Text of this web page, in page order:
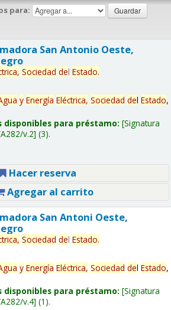
para:
San Antonio Oeste,
Sociedad del Estado.
y Energía Eléctrica, Sociedad del Estado,
disponibles para préstamo: Signatura
v.2 (3).
Hacer reserva
Agregar al carrito
San Antoni Oeste,
Sociedad del Estado.
y Energía Eléctrica, Sociedad del Estado,
disponibles para préstamo: Signatura
v.4 (1).